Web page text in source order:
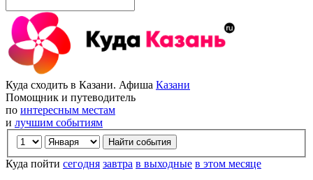
Куда сходить в Казани. Афиша Казани
Помощник и путеводитель
по интересным местам
и лучшим событиям
Куда пойти сегодня завтра в выходные в этом месяце